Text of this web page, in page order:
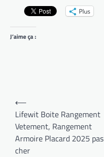
Plus
J’aime ça :
Navigation
de
l’article
⟵
Lifewit Boite Rangement
Vetement, Rangement
Armoire Placard 2025 pas
cher